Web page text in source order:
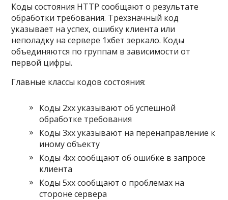
Коды состояния HTTP сообщают о результате
обработки требования. Трёхзначный код
указывает на успех, ошибку клиента или
неполадку на сервере 1хбет зеркало. Коды
объединяются по группам в зависимости от
первой цифры.
Главные классы кодов состояния:
Коды 2xx указывают об успешной
обработке требования
Коды 3xx указывают на перенаправление к
иному объекту
Коды 4xx сообщают об ошибке в запросе
клиента
Коды 5xx сообщают о проблемах на
стороне сервера